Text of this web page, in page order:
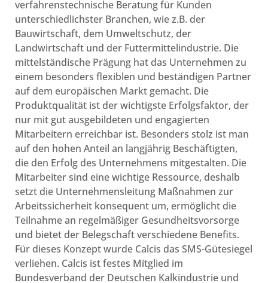
verfahrenstechnische Beratung für Kunden
unterschiedlichster Branchen, wie z.B. der
Bauwirtschaft, dem Umweltschutz, der
Landwirtschaft und der Futtermittelindustrie. Die
mittelständische Prägung hat das Unternehmen zu
einem besonders flexiblen und beständigen Partner
auf dem europäischen Markt gemacht. Die
Produktqualität ist der wichtigste Erfolgsfaktor, der
nur mit gut ausgebildeten und engagierten
Mitarbeitern erreichbar ist. Besonders stolz ist man
auf den hohen Anteil an langjährig Beschäftigten,
die den Erfolg des Unternehmens mitgestalten. Die
Mitarbeiter sind eine wichtige Ressource, deshalb
setzt die Unternehmensleitung Maßnahmen zur
Arbeitssicherheit konsequent um, ermöglicht die
Teilnahme an regelmäßiger Gesundheitsvorsorge
und bietet der Belegschaft verschiedene Benefits.
Für dieses Konzept wurde Calcis das SMS-Gütesiegel
verliehen. Calcis ist festes Mitglied im
Bundesverband der Deutschen Kalkindustrie und